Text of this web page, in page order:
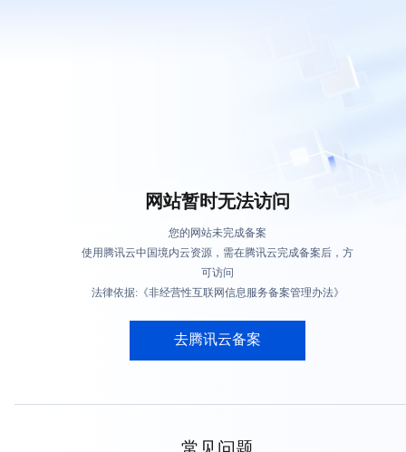
网站暂时无法访问
您的网站未完成备案
使用腾讯云中国境内云资源，需在腾讯云完成备案后，方
可访问
法律依据:《非经营性互联网信息服务备案管理办法》
去腾讯云备案
常见问题